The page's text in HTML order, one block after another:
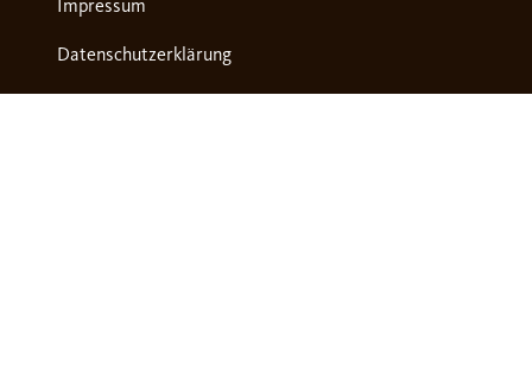
Impressum
Datenschutzerklärung